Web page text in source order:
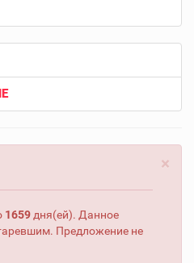
×
1659 дня(ей). Данное
Предложение не